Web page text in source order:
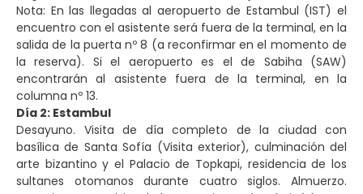
Nota: En las llegadas al aeropuerto de Estambul (IST) el
encuentro con el asistente será fuera de la terminal, en la
salida de la puerta nº 8 (a reconfirmar en el momento de
la reserva). Si el aeropuerto es el de Sabiha (SAW)
encontrarán al asistente fuera de la terminal, en la
columna nº 13.
Día 2: Estambul
Desayuno. Visita de día completo de la ciudad con
basílica de Santa Sofía (Visita exterior), culminación del
arte bizantino y el Palacio de Topkapi, residencia de los
sultanes otomanos durante cuatro siglos. Almuerzo.